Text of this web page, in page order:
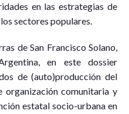
en las estrategias de
sectores populares.
de San Francisco Solano,
en este dossier
de (auto)producción del
organización comunitaria y
estatal socio-urbana en